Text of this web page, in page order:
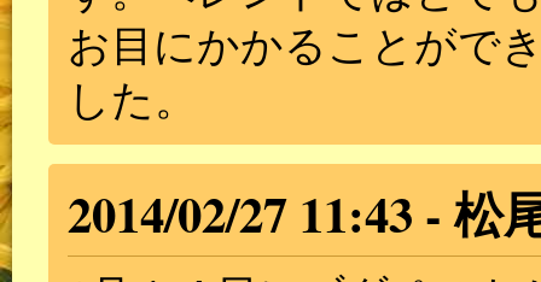
お目にかかることがで
した。
2014/02/27 11:43 松